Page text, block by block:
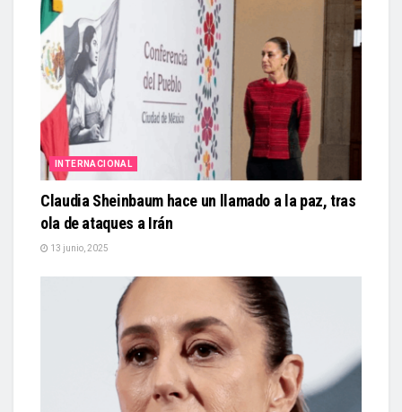
INTERNACIONAL
Claudia Sheinbaum hace un llamado a la paz, tras
ola de ataques a Irán
13 junio, 2025